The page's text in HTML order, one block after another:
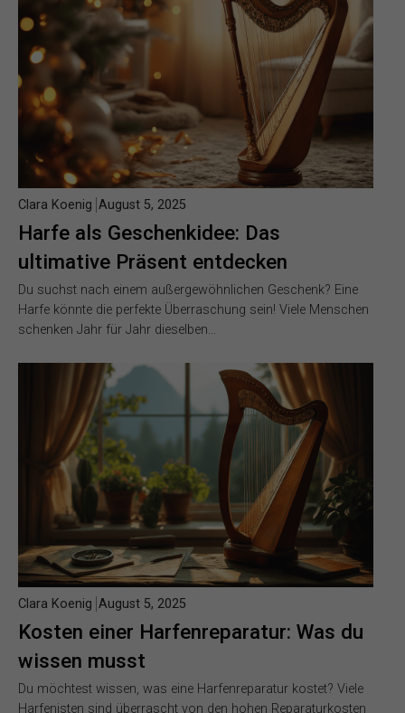
Harfe als Geschenkidee: Das
ultimative Präsent entdecken
Clara Koenig August 5, 2025
Du suchst nach einem außergewöhnlichen Geschenk? Eine
Harfe könnte die perfekte Überraschung sein! Viele Menschen
schenken Jahr für Jahr dieselben…
Kosten einer Harfenreparatur: Was du
wissen musst
Clara Koenig August 5, 2025
Du möchtest wissen, was eine Harfenreparatur kostet? Viele
Harfenisten sind überrascht von den hohen Reparaturkosten